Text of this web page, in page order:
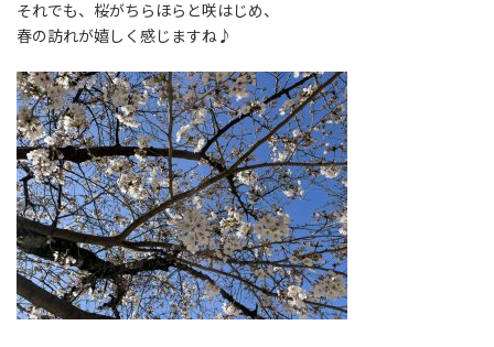
それでも、桜がちらほらと咲はじめ、
春の訪れが嬉しく感じますね♪